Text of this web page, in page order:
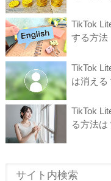
TikTok
する方法
TikTok
は消える
TikTok
る方法